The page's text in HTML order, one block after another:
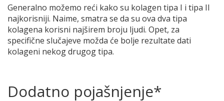
Generalno možemo reći kako su kolagen tipa I i tipa II
najkorisniji. Naime, smatra se da su ova dva tipa
kolagena korisni najširem broju ljudi. Opet, za
specifične slučajeve možda će bolje rezultate dati
kolageni nekog drugog tipa.
Dodatno pojašnjenje*